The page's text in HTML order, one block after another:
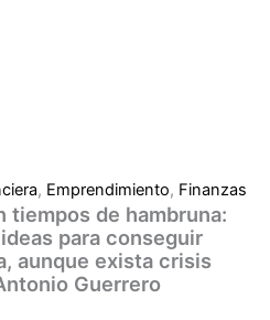
, Emprendimiento, Finanzas
tiempos de hambruna:
para conseguir
aunque exista crisis
Guerrero